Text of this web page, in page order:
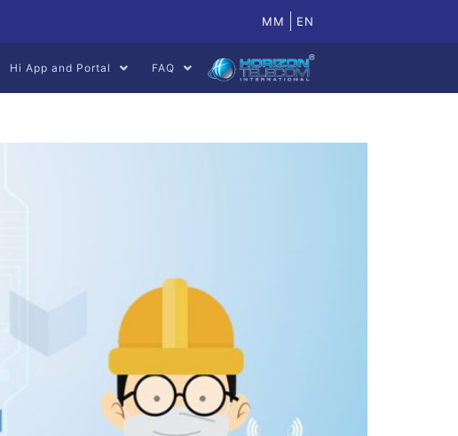
MM EN
Hi App and Portal FAQ